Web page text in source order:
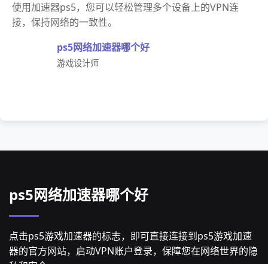
使用加速器ps5，您可以轻松管理多个设备上的VPN连
接，保持网络的一致性。
ps5网络加速器哪个好
游戏设计师
ps5网络加速器哪个好
点击ps5游戏加速器的标志，即可直接连接到ps5游戏加速
器的官方网站，启动VPN账户登录，保障您在网络世界的隐